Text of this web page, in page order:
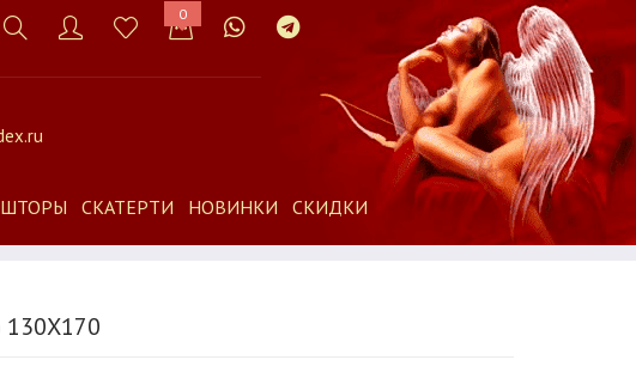
0
ШТОРЫ СКАТЕРТИ НОВИНКИ СКИДКИ
130X170